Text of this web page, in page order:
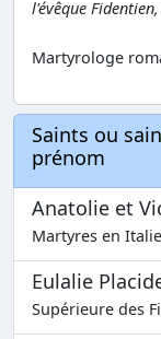
l'évêque
Martyrologe
Saints ou
prénom
Anatolie et
Martyres en
Eulalie
Supérieure des